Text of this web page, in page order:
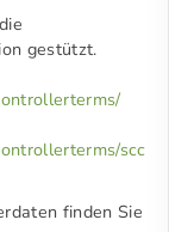
gestützt.
scc
finden Sie